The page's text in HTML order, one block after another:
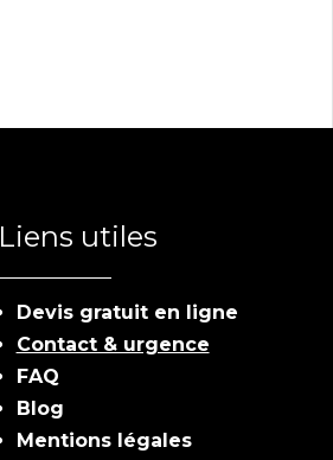
Liens utiles
Devis gratuit en ligne
Contact & urgence
FAQ
Blog
Mentions légales